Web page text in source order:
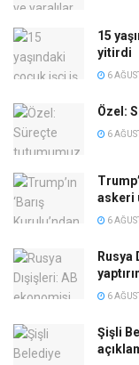
15
yitirdi
6
Özel:
6
askeri
6
Rusya
6
Şişli